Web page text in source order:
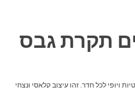
תקרת גבס
ויופי לכל חדר. זהו עיצוב קלאסי ונצחי